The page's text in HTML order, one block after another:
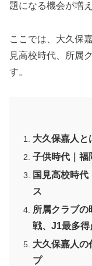
題になる機会が増
ここでは、大久保
見高校時代、所属
す。
大久保嘉人と
子供時代｜福
国見高校時
ス
所属クラブ
戦、J1最多得
大久保嘉人の
プ